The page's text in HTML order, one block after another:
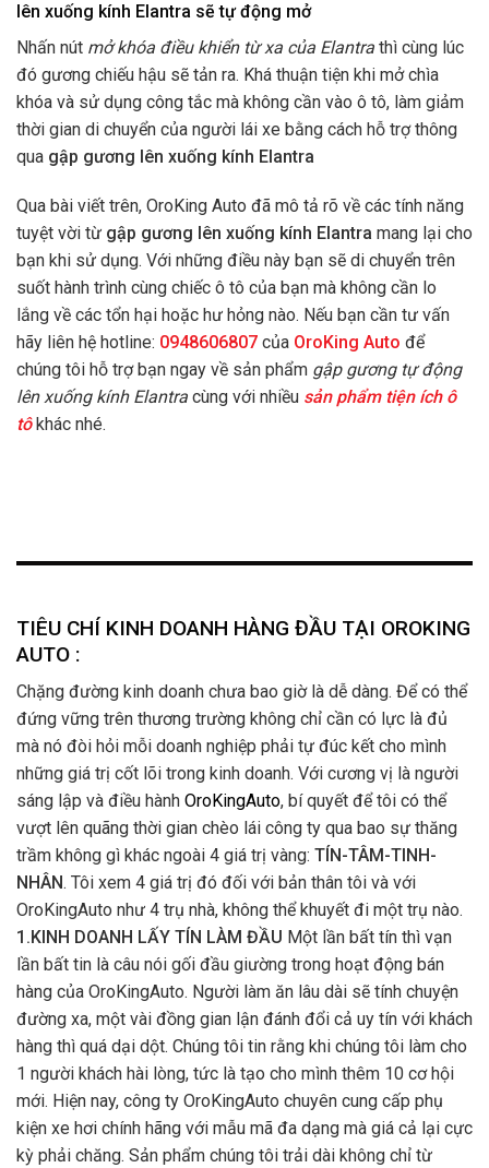
lên xuống kính Elantra sẽ tự động mở
Nhấn nút mở khóa điều khiển từ xa của Elantra thì cùng lúc
đó gương chiếu hậu sẽ tản ra. Khá thuận tiện khi mở chìa
khóa và sử dụng công tắc mà không cần vào ô tô, làm giảm
thời gian di chuyển của người lái xe bằng cách hỗ trợ thông
qua gập gương lên xuống kính Elantra
Qua bài viết trên, OroKing Auto đã mô tả rõ về các tính năng
tuyệt vời từ gập gương lên xuống kính Elantra mang lại cho
bạn khi sử dụng. Với những điều này bạn sẽ di chuyển trên
suốt hành trình cùng chiếc ô tô của bạn mà không cần lo
lắng về các tổn hại hoặc hư hỏng nào. Nếu bạn cần tư vấn
hãy liên hệ hotline: 0948606807 của OroKing Auto để
chúng tôi hỗ trợ bạn ngay về sản phẩm gập gương tự động
lên xuống kính Elantra cùng với nhiều sản phẩm tiện ích ô
tô khác nhé.
TIÊU CHÍ KINH DOANH HÀNG ĐẦU TẠI OROKING
AUTO :
Chặng đường kinh doanh chưa bao giờ là dễ dàng. Để có thể
đứng vững trên thương trường không chỉ cần có lực là đủ
mà nó đòi hỏi mỗi doanh nghiệp phải tự đúc kết cho mình
những giá trị cốt lõi trong kinh doanh. Với cương vị là người
sáng lập và điều hành OroKingAuto, bí quyết để tôi có thể
vượt lên quãng thời gian chèo lái công ty qua bao sự thăng
trầm không gì khác ngoài 4 giá trị vàng: TÍN-TÂM-TINH-
NHÂN. Tôi xem 4 giá trị đó đối với bản thân tôi và với
OroKingAuto như 4 trụ nhà, không thể khuyết đi một trụ nào.
1.KINH DOANH LẤY TÍN LÀM ĐẦU Một lần bất tín thì vạn
lần bất tin là câu nói gối đầu giường trong hoạt động bán
hàng của OroKingAuto. Người làm ăn lâu dài sẽ tính chuyện
đường xa, một vài đồng gian lận đánh đổi cả uy tín với khách
hàng thì quá dại dột. Chúng tôi tin rằng khi chúng tôi làm cho
1 người khách hài lòng, tức là tạo cho mình thêm 10 cơ hội
mới. Hiện nay, công ty OroKingAuto chuyên cung cấp phụ
kiện xe hơi chính hãng với mẫu mã đa dạng mà giá cả lại cực
kỳ phải chăng. Sản phẩm chúng tôi trải dài không chỉ từ